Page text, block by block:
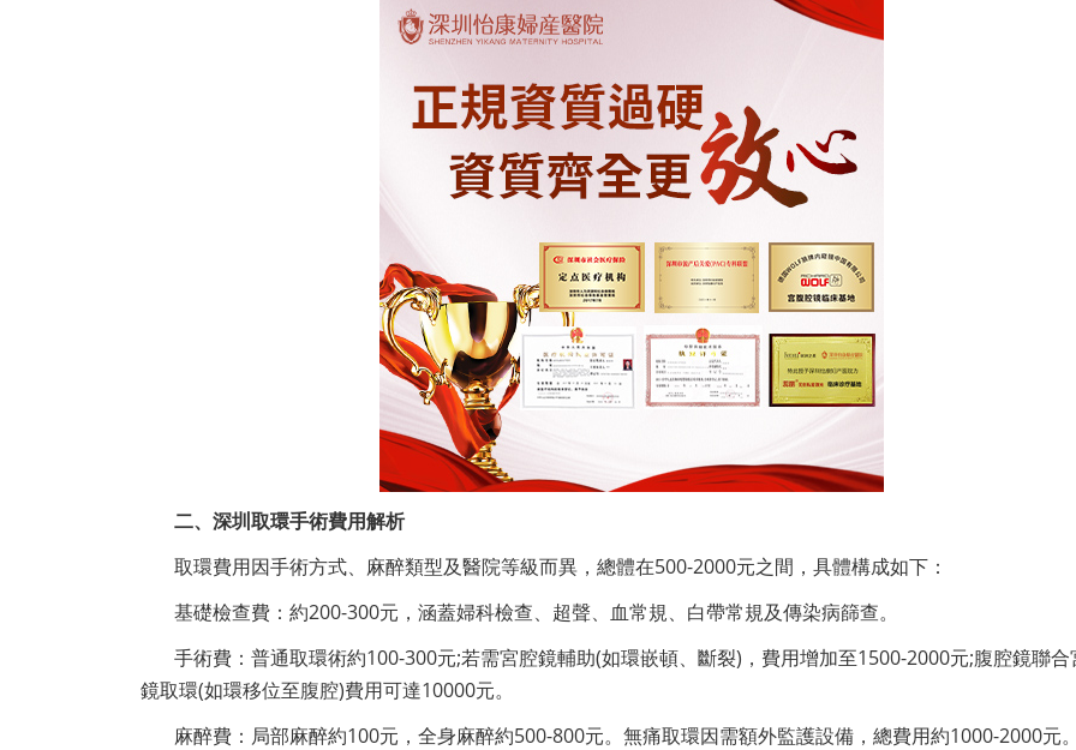
二、深圳取環手術費用解析
取環費用因手術方式、麻醉類型及醫院等級而異，總體在500-2000元之間，具體構成如下：
基礎檢查費：約200-300元，涵蓋婦科檢查、超聲、血常規、白帶常規及傳染病篩查。
手術費：普通取環術約100-300元;若需宮腔鏡輔助(如環嵌頓、斷裂)，費用增加至1500-2000元;腹腔鏡聯合
鏡取環(如環移位至腹腔)費用可達10000元。
麻醉費：局部麻醉約100元，全身麻醉約500-800元。無痛取環因需額外監護設備，總費用約1000-2000元。